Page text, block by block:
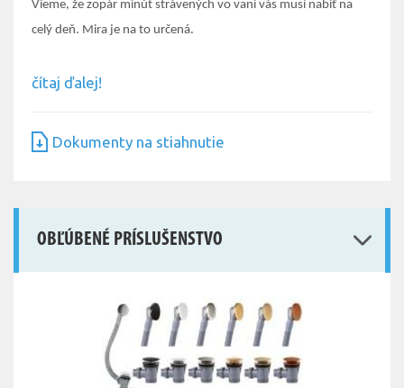
Vieme, že zopár minút strávených vo vani vás musí nabiť na
celý deň. Mira je na to určená.
čítaj ďalej!
Dokumenty na stiahnutie
OBĽÚBENÉ PRÍSLUŠENSTVO